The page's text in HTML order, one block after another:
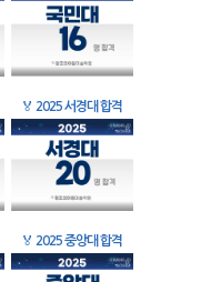
🏅 2025 서경대 합격
🏅 2025 중앙대 합격